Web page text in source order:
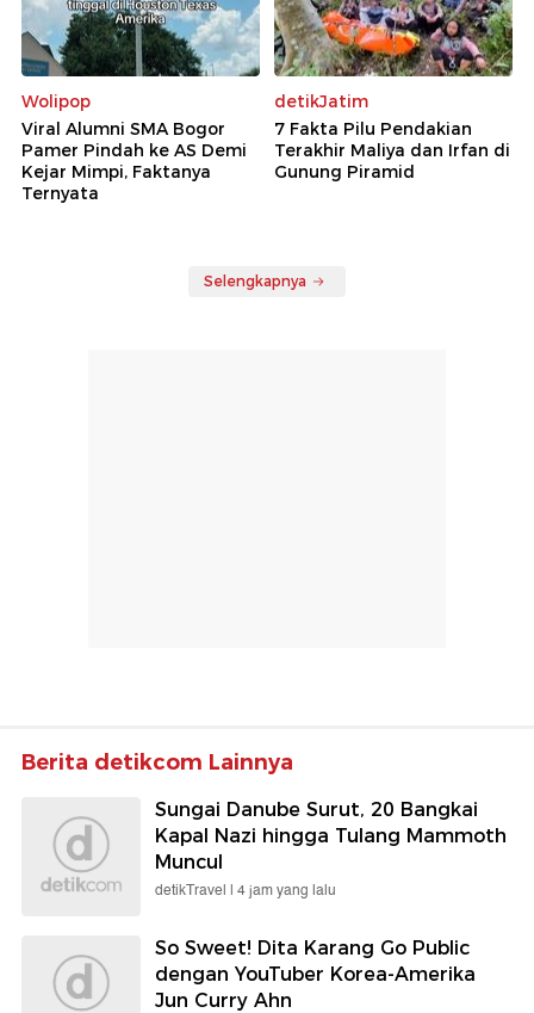
Wolipop
Viral Alumni SMA Bogor
Pamer Pindah ke AS Demi
Kejar Mimpi, Faktanya
Ternyata
detikJatim
7 Fakta Pilu Pendakian
Terakhir Maliya dan Irfan di
Gunung Piramid
Selengkapnya
Berita detikcom Lainnya
Sungai Danube Surut, 20 Bangkai
Kapal Nazi hingga Tulang Mammoth
Muncul
detikTravel | 4 jam yang lalu
So Sweet! Dita Karang Go Public
dengan YouTuber Korea-Amerika
Jun Curry Ahn